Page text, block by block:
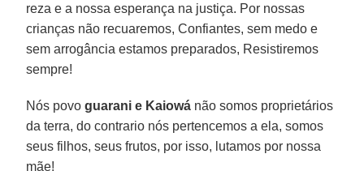
reza e a nossa esperança na justiça. Por nossas
crianças não recuaremos, Confiantes, sem medo e
sem arrogância estamos preparados, Resistiremos
sempre!
Nós povoguarani e Kaiowá não somos proprietários
da terra, do contrario nós pertencemos a ela, somos
seus filhos, seus frutos, por isso, lutamos por nossa
mãe!